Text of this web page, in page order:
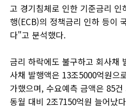
고 경기침체로 인한 기준금리 인
행(ECB)의 정책금리 인하 등이
다"고 분석했다.
금리 하락에도 불구하고 회사채
사채 발행액은 13조5000억원으
가했으며, 수요예측 금액은 85
동월 대비 2조7150억원 늘어났